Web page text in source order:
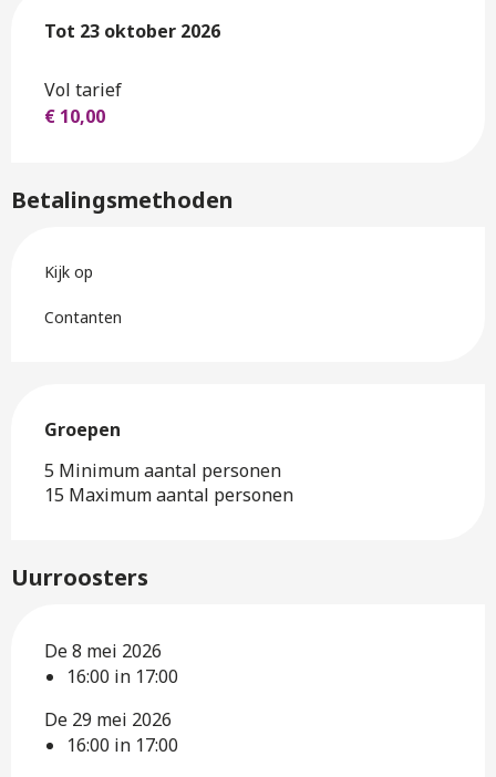
Van 8 mei 2026 tot23 oktober 2026
Tot 23 oktober 2026
Vol tarief
€ 10,00
Betalingsmethoden
Kijk op
Contanten
Groepen
Groepen
5 Minimum aantal personen
15 Maximum aantal personen
Uurroosters
De 8 mei 2026
16:00 in 17:00
De 29 mei 2026
16:00 in 17:00